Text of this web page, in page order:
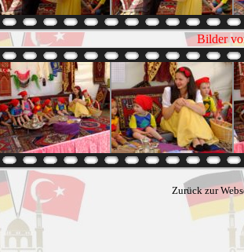
Bilder
Zurück zur